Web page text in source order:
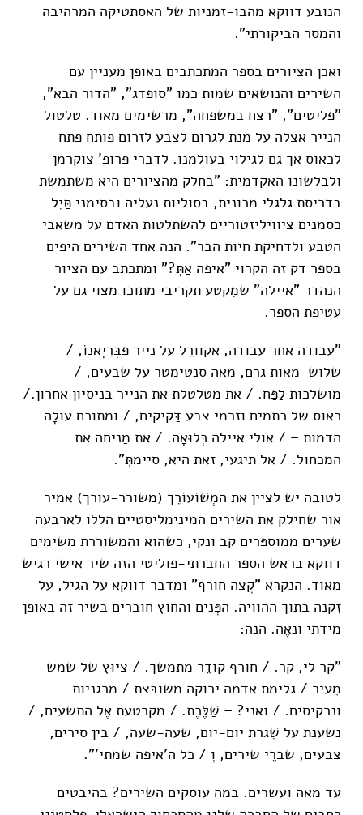
הנובע דווקא מהבו-זמניות של האסתטיקה המרהיבה
והמסר הביקורתי".
ואכן הציורים בספר המתכתבים באופן מעניין עם
השירים והנושאים שמות כמו "סופדג", "הדור הבא",
"פליטים", "רצח במשפחה", מרשימים מאוד. טלטול
הנייר אצלה על מנת לגרום לצבע לזרום פותח פתח
לכאוס אך גם לגילוי בעולמנו. לדברי פרופ' צוקרמן
ולבלשונו האקדמית: "בחלק מהציורים היא משתמשת
בדריסת גלגלי מכונית, בסוליות נעליה ובסימני תַּיִל
כסמנים ציוויליזטוריים להשתלטות האדם על משאבי
הטבע ולדחיקת חיות הבר". הנה אחד השירים היפים
בספר דק זה הקרוי "איפה אַתְּ?" ומתכתב עם הציור
הנהדר "איילה" שמִקטע תקריבי מתוכו מצוי גם על
עטיפת הספר.
"עבודה אַחַר עבודה, אקוורֵל על נייר פַבְּרִיָאנוֹ, /
שלוש-מאות גרם, מאה סנטימטר על שבעים, /
מושלכות לַפַּח. / את מטלטלת את הנייר בניסיון אחרון./
כאוס של כתמים וזרמי צבע דַּקיקים, / ומתוכם עולָה
הדמות – / אולי איילה כְּלוּאָה. / את מַניחה את
המכחול. / אל תיגעי, זאת היא, סיימתְּ".
לטובה יש לציין את המְשׁוֹעוֹרֵך (משורר-עורך) אמיר
אור שחילק את השירים המינימליסטיים הללו לארבעה
שערים ממוספּרים קב ונקי, כשהוא והמשוררת משימים
דווקא בראש הספר החברתי-פוליטי הזה שיר אישי רגיש
מאוד. הנקרא "קְצה חורף" ומדבר דווקא על הגיל, על
זִקנה בתוך ההוויה. הפְּנים והחוץ חוברים בשיר זה באופן
מידתי ונאֶה. הנה:
"קר לי, קר. / חורף קודֵר מתמשך. / ציוּץ של שמש
מֵעיר / גלימת אדמה ירוקה משובּצת / מרגניות
ונרקיסים. / ואני? – שַׁלֶּכֶת. / מקרטעת אֶל התשעים, /
נשענת על שִׁגרת יום-יום, שעה-שעה, / בין סירים,
צבעים, שברֵי שירים, וְ / כל ה'איפה שמתי'".
עד מאה ועשרים. במה עוסקים השירים? בהיבטים